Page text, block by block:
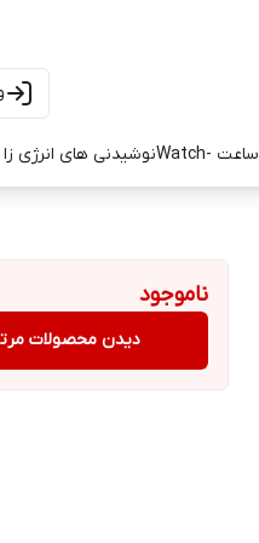
ساعت -Watch نوشیدنی های انرژی زا
ناموجود
دیدن محصولات